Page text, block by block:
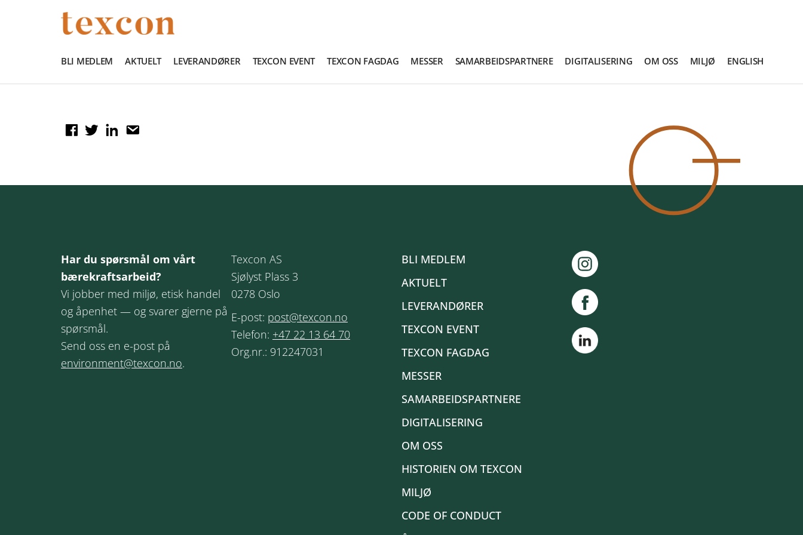
BLI MEDLEM AKTUELT LEVERANDØRER TEXCON EVENT TEXCON FAGDAG MESSER SAMARBEIDSPARTNERE DIGITALISERING OM OSS MILJØ ENGLISH
Har du spørsmål om vårt
bærekraftsarbeid?
Vi jobber med miljø, etisk handel
og åpenhet — og svarer gjerne på
spørsmål.
Send oss en e-post på
environment@texcon.no.
Texcon AS
Sjølyst Plass 3
0278 Oslo
E-post: post@texcon.no
Telefon: +47 22 13 64 70
Org.nr.: 912247031
BLI MEDLEM
AKTUELT
LEVERANDØRER
TEXCON EVENT
TEXCON FAGDAG
MESSER
SAMARBEIDSPARTNERE
DIGITALISERING
OM OSS
HISTORIEN OM TEXCON
MILJØ
CODE OF CONDUCT